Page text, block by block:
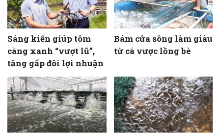
Sáng kiến giúp tôm
càng xanh “vượt lũ”,
tăng gấp đôi lợi nhuận
Bám cửa sông làm giàu
từ cá vược lồng bè